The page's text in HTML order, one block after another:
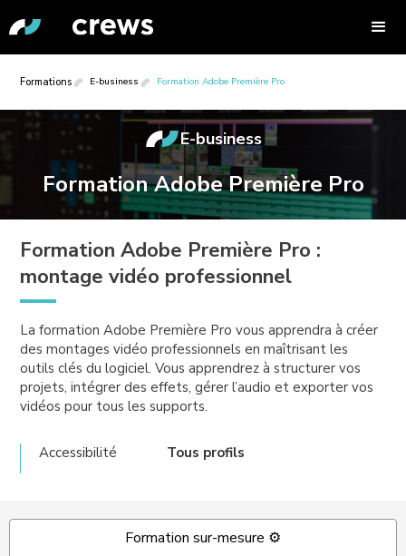
Formations E-business Formation Adobe Première Pro
E-business
Formation Adobe Première Pro
Formation Adobe Première Pro :
montage vidéo professionnel
La formation Adobe Première Pro vous apprendra à créer
des montages vidéo professionnels en maîtrisant les
outils clés du logiciel. Vous apprendrez à structurer vos
projets, intégrer des effets, gérer l’audio et exporter vos
vidéos pour tous les supports.
Accessibilité Tous profils
Formation sur-mesure ⚙️